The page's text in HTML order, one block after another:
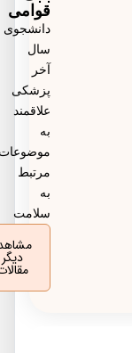
قوامی
دانشجوی
پزشکی
علاقمند
موضوعات
سلامت
مشاهده